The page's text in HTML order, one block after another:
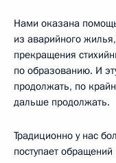
Нами оказана
из аварийного
прекращения
по образованию. И
продолжать, по
дальше продолжать.
Традиционно у нас
поступает